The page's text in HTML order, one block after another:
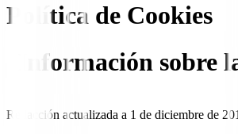
Política de Cookies
Información sobre
Redacción actualizada a 1 de diciembre de